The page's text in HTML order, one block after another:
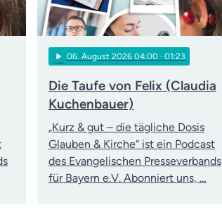
play_arrow 06 . August 2026 04:00 · 01:23
Die Taufe von Felix (Claudia
Kuchenbauer)
„Kurz & gut – die tägliche Dosis
Glauben & Kirche“ ist ein Podcast
des Evangelischen Presseverbands
für Bayern e.V. Abonniert uns, …